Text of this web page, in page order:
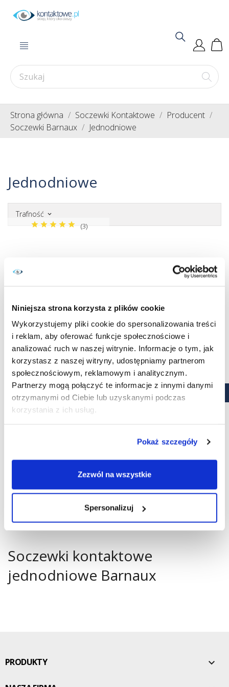
Niniejsza strona korzysta z plików cookie
Wykorzystujemy pliki cookie do spersonalizowania treści
i reklam, aby oferować funkcje społecznościowe i
analizować ruch w naszej witrynie. Informacje o tym, jak
korzystasz z naszej witryny, udostępniamy partnerom
społecznościowym, reklamowym i analitycznym.
Partnerzy mogą połączyć te informacje z innymi danymi
otrzymanymi od Ciebie lub uzyskanymi podczas
korzystania z ich usług.
Pokaż szczegóły
Zezwól na wszystkie
Spersonalizuj
Strona główna Soczewki Kontaktowe
Producent
Soczewki Barnaux
Jednodniowe
Jednodniowe
Trafność keyboard_arrow_down
(3)
Soczewki jednodniowe
Eyeye Bioxy Daily 30 szt.
Cena
68,99 zł
Soczewki kontaktowe
jednodniowe Barnaux
PRODUKTY 